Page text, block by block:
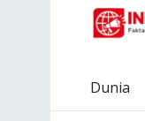
Dunia